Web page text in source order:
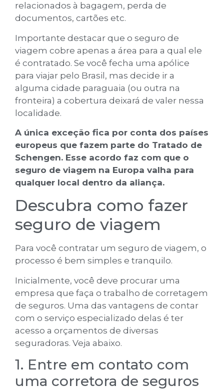
relacionados à bagagem, perda de
documentos, cartões etc.
Importante destacar que o seguro de
viagem cobre apenas a área para a qual ele
é contratado. Se você fecha uma apólice
para viajar pelo Brasil, mas decide ir a
alguma cidade paraguaia (ou outra na
fronteira) a cobertura deixará de valer nessa
localidade.
A única exceção fica por conta dos países
europeus que fazem parte do Tratado de
Schengen. Esse acordo faz com que o
seguro de viagem na Europa valha para
qualquer local dentro da aliança.
Descubra como fazer
seguro de viagem
Para você contratar um seguro de viagem, o
processo é bem simples e tranquilo.
Inicialmente, você deve procurar uma
empresa que faça o trabalho de corretagem
de seguros. Uma das vantagens de contar
com o serviço especializado delas é ter
acesso a orçamentos de diversas
seguradoras. Veja abaixo.
1. Entre em contato com
uma corretora de seguros